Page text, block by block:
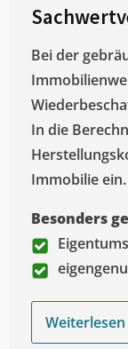
Bei der
In die
Immobilie ein.
Besonders
Weiterlesen